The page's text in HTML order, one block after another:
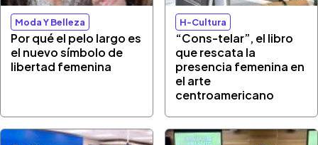
Moda Y Belleza
Por qué el pelo largo es
el nuevo símbolo de
libertad femenina
H-Cultura
“Cons-telar”, el libro
que rescata la
presencia femenina en
el arte
centroamericano